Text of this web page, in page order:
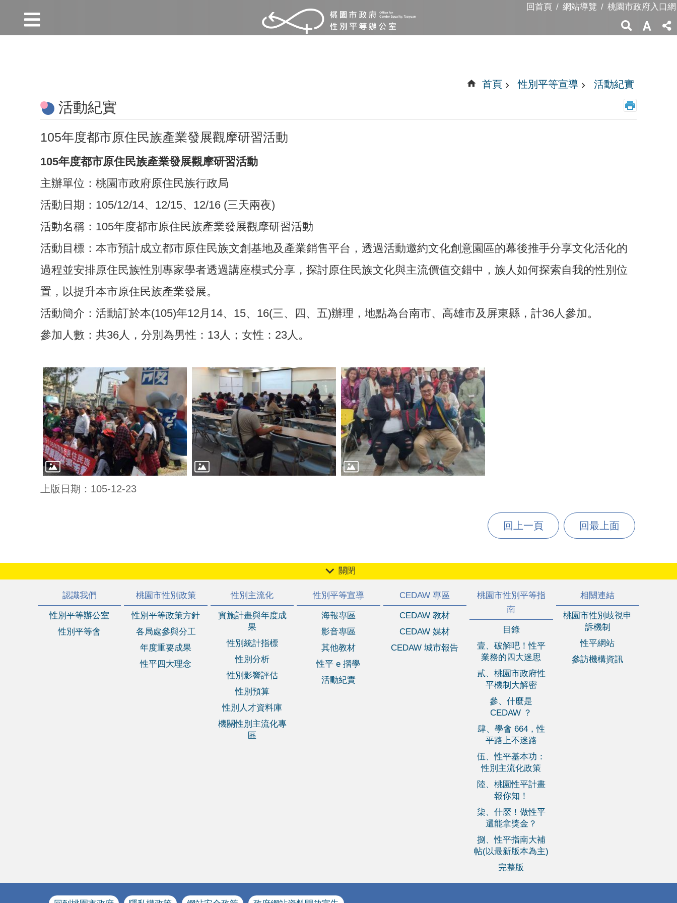
回首頁 網站導覽 桃園市政府入口網
首頁 性別平等宣導 活動紀實
活動紀實
105年度都市原住民族產業發展觀摩研習活動
105年度都市原住民族產業發展觀摩研習活動
主辦單位：桃園市政府原住民族行政局
活動日期：105/12/14、12/15、12/16 (三天兩夜)
活動名稱：105年度都市原住民族產業發展觀摩研習活動
活動目標：本市預計成立都市原住民族文創基地及產業銷售平台，透過活動邀約文化創意園區的幕後推手分享文化活化的
過程並安排原住民族性別專家學者透過講座模式分享，探討原住民族文化與主流價值交錯中，族人如何探索自我的性別位
置，以提升本市原住民族產業發展。
活動簡介：活動訂於本(105)年12月14、15、16(三、四、五)辦理，地點為台南市、高雄市及屏東縣，計36人參加。
參加人數：共36人，分別為男性：13人；女性：23人。
上版日期：105-12-23
回上一頁 回最上面
關閉
認識我們
性別平等辦公室
性別平等會
桃園市性別政策
性別平等政策方針
各局處參與分工
年度重要成果
性平四大理念
性別主流化
實施計畫與年度成
果
性別統計指標
性別分析
性別影響評估
性別預算
性別人才資料庫
機關性別主流化專
區
性別平等宣導
海報專區
影音專區
其他教材
性平 e 摺學
活動紀實
CEDAW 專區
CEDAW 教材
CEDAW 媒材
CEDAW 城市報告
桃園市性別平等指
南
目錄
壹、破解吧！性平
業務的四大迷思
貳、桃園市政府性
平機制大解密
參、什麼是
CEDAW ？
肆、學會 664，性
平路上不迷路
伍、性平基本功：
性別主流化政策
陸、桃園性平計畫
報你知！
柒、什麼！做性平
還能拿獎金？
捌、性平指南大補
帖(以最新版本為主)
完整版
相關連結
桃園市性別歧視申
訴機制
性平網站
參訪機構資訊